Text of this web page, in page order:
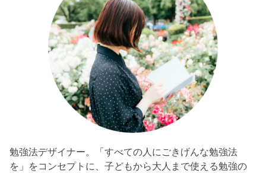
勉強法デザイナー。「すべての人にごきげんな勉強法
を」をコンセプトに、子どもから大人まで使える勉強の